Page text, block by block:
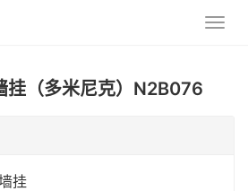
挂（多米尼克）N2B076
挂